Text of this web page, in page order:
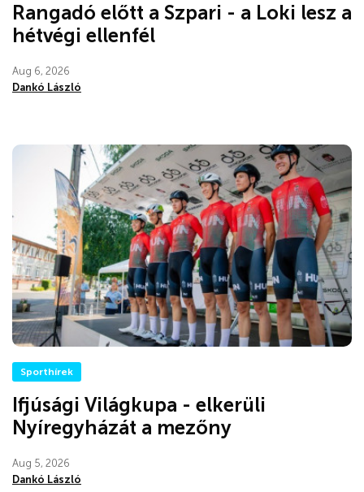
Rangadó előtt a Szpari - a Loki lesz a
hétvégi ellenfél
Aug 6, 2026
Dankó László
Sporthírek
Ifjúsági Világkupa - elkerüli
Nyíregyházát a mezőny
Aug 5, 2026
Dankó László